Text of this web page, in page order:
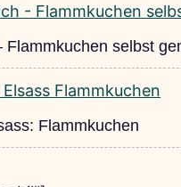
selbst
Flammkuchen